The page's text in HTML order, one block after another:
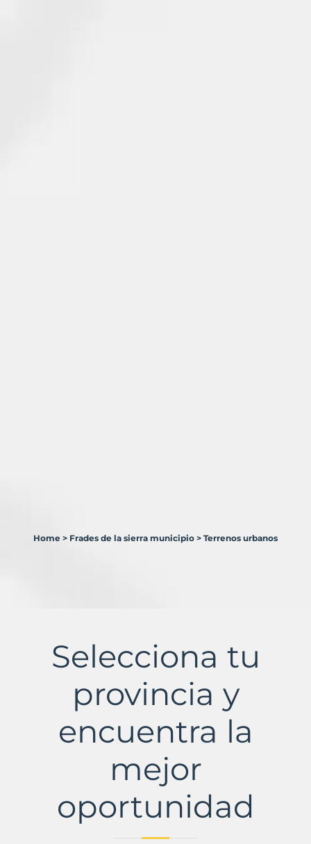
Municipio
Murbalands
Home > Frades de la sierra municipio > Terrenos urbanos
Selecciona tu
provincia y
encuentra la
mejor
oportunidad